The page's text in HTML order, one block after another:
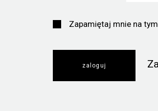
Zapamiętaj mnie na